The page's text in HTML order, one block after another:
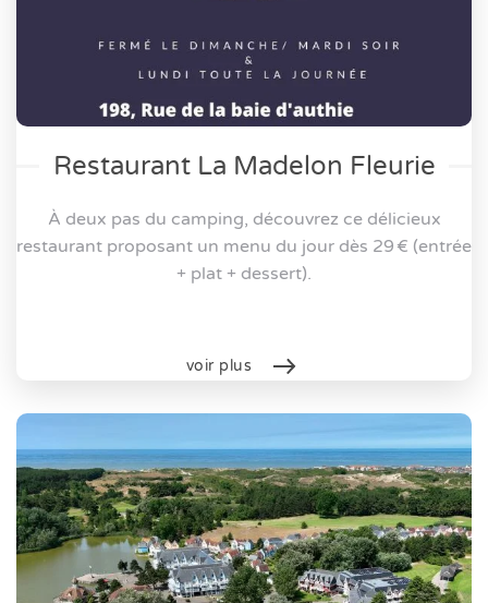
Restaurant La Madelon Fleurie
À deux pas du camping, découvrez ce délicieux
restaurant proposant un menu du jour dès 29 € (entrée
+ plat + dessert).
voir plus